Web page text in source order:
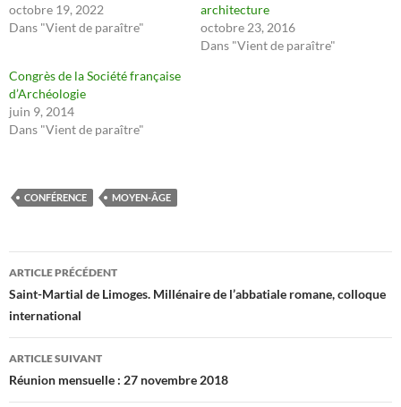
octobre 19, 2022
Dans "Vient de paraître"
architecture
octobre 23, 2016
Dans "Vient de paraître"
Congrès de la Société française
d’Archéologie
juin 9, 2014
Dans "Vient de paraître"
CONFÉRENCE MOYEN-ÂGE
Navigation
des
articles
ARTICLE PRÉCÉDENT
Saint-Martial de Limoges. Millénaire de l’abbatiale romane, colloque
international
ARTICLE SUIVANT
Réunion mensuelle : 27 novembre 2018